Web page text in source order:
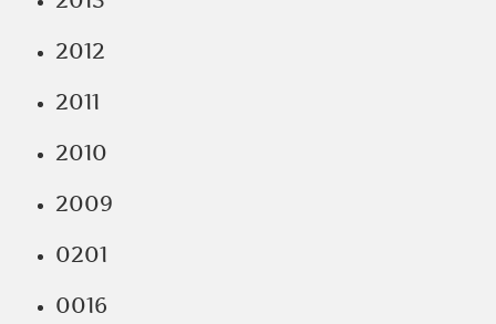
2012
2011
2010
2009
0201
0016